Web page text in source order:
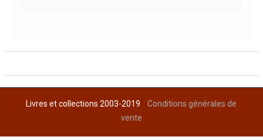
Livres et collections 2003-2019Conditions générales de
vente